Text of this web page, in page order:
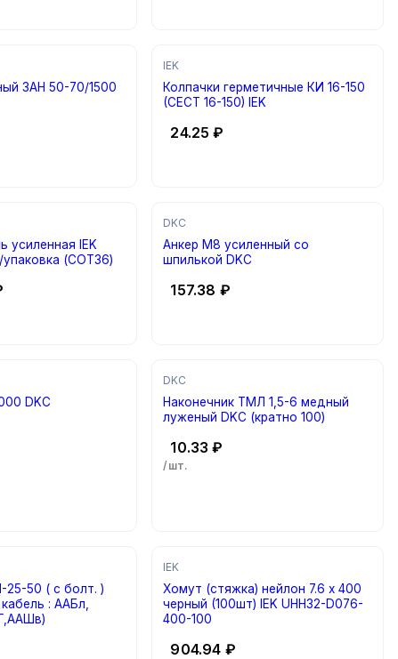
ЗАН 50-70/1500
IEK
Колпачки герметичные КИ 16-150
(CECT 16-150) IEK
24.25 ₽
усиленная IEK
(COT36)
DKC
Анкер М8 усиленный со
шпилькой DKC
157.38 ₽
10х1000 DKC
DKC
Наконечник ТМЛ 1,5-6 медный
луженый DKC (кратно 100)
10.33 ₽
/шт.
25-50 ( с болт. )
: ААБл,
IEK
Хомут (стяжка) нейлон 7.6 х 400
черный (100шт) IEK UHH32-D076-
400-100
904.94 ₽